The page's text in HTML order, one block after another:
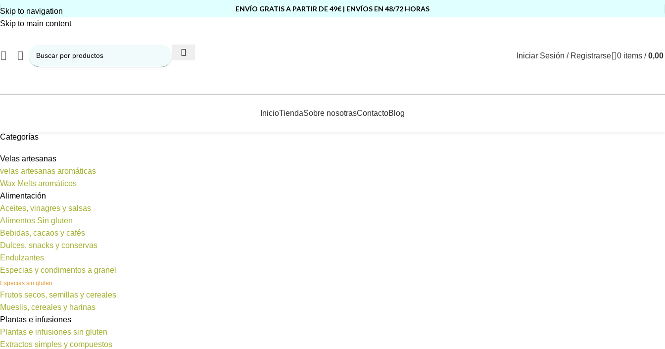
Skip to navigation
Skip to main content
ENVÍO GRATIS A PARTIR DE 49€ | ENVÍOS EN 48/72 HORAS
Iniciar Sesión / Registrarse 0 items / 0,00
InicioTiendaSobre nosotrasContactoBlog
Categorías
Velas artesanas
velas artesanas aromáticas
Wax Melts aromáticos
Alimentación
Aceites, vinagres y salsas
Alimentos Sin gluten
Bebidas, cacaos y cafés
Dulces, snacks y conservas
Endulzantes
Especias y condimentos a granel
Especias sin gluten
Frutos secos, semillas y cereales
Mueslis, cereales y harinas
Plantas e infusiones
Plantas e infusiones sin gluten
Extractos simples y compuestos